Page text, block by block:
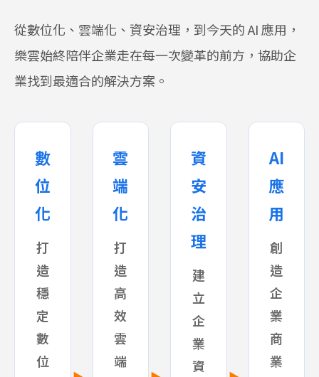
從數位化、雲端化、資安治理，到今天的 AI 應用，
樂雲始終陪伴企業走在每一次變革的前方，協助企
業找到最適合的解決方案。
數
位
化
打
造
穩
定
數
位
雲
端
化
打
造
高
效
雲
端
資
安
治
理
建
立
企
業
資
AI
應
用
創
造
企
業
商
業